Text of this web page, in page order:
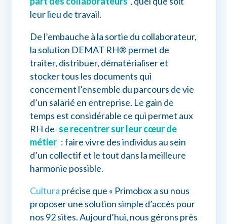
leur lieu de travail.
De l’embauche à la sortie du collaborateur,
la solution DEMAT RH® permet de
traiter, distribuer, dématérialiser et
stocker tous les documents qui
concernent l’ensemble du parcours de vie
d’un salarié en entreprise. Le gain de
temps est considérable ce qui permet aux
RH de se recentrer sur leur cœur de
métier : faire vivre des individus au sein
d’un collectif et le tout dans la meilleure
harmonie possible.
Cultura précise que « Primobox a su nous
proposer une solution simple d’accès pour
nos 92 sites. Aujourd’hui, nous gérons près